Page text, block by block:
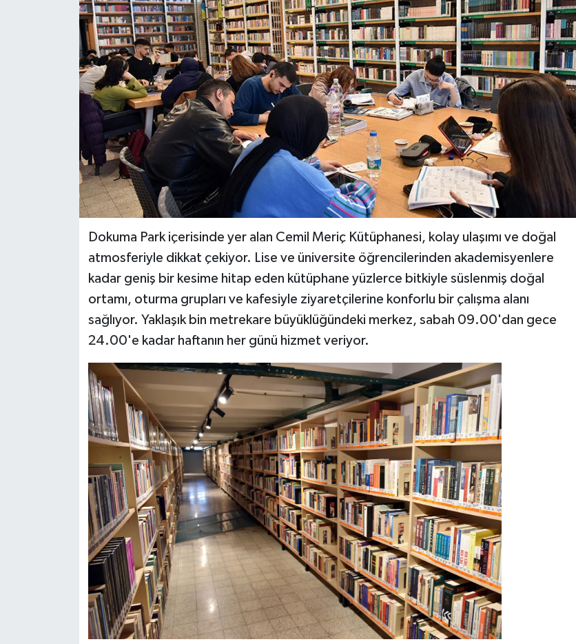
Dokuma Park içerisinde yer alan Cemil Meriç Kütüphanesi, kolay ulaşımı ve doğal
atmosferiyle dikkat çekiyor. Lise ve üniversite öğrencilerinden akademisyenlere
kadar geniş bir kesime hitap eden kütüphane yüzlerce bitkiyle süslenmiş doğal
ortamı, oturma grupları ve kafesiyle ziyaretçilerine konforlu bir çalışma alanı
sağlıyor. Yaklaşık bin metrekare büyüklüğündeki merkez, sabah 09.00'dan gece
24.00'e kadar haftanın her günü hizmet veriyor.
Haberler
KANALV Spor
Kültür Sanat
Öğle Bülteni
Sosyal medya
Teknoloji
Televizyon